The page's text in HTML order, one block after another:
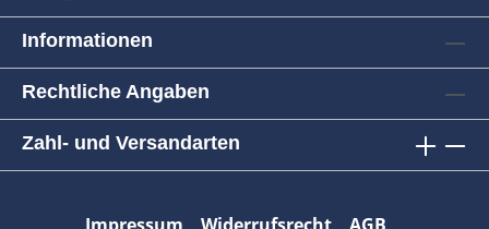
Informationen
Rechtliche Angaben
Zahl- und Versandarten